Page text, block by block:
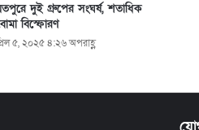
দুই গ্রুপের সংঘর্ষ, শতাধিক
বিস্ফোরণ
৫, ২০২৫ ৪:২৬ অপরাহ্ণ